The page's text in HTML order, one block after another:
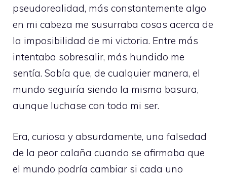
pseudorealidad, más constantemente algo
en mi cabeza me susurraba cosas acerca de
la imposibilidad de mi victoria. Entre más
intentaba sobresalir, más hundido me
sentía. Sabía que, de cualquier manera, el
mundo seguiría siendo la misma basura,
aunque luchase con todo mi ser.
Era, curiosa y absurdamente, una falsedad
de la peor calaña cuando se afirmaba que
el mundo podría cambiar si cada uno